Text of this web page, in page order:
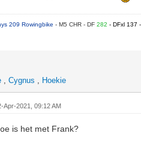
209 Rowingbike- M5 CHR - DF282- DFxl 137
,Cygnus , Hoekie
Apr-2021, 09:12 AM
is het met Frank?